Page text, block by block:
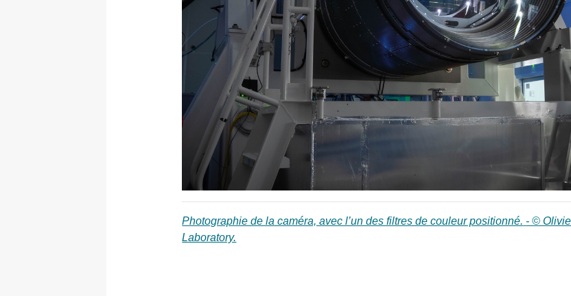
Photographie de la caméra, avec l’un des filtres de couleur positionné. ©
Photographie de la caméra, avec l’un des filtres de couleur positionné. - ©
Laboratory.